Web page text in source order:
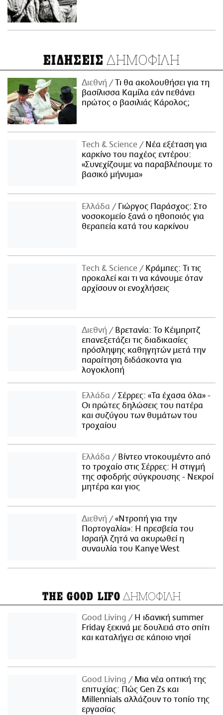
ΕΙΔΗΣΕΙΣ ΔΗΜΟΦΙΛΗ
Διεθνή
Τι θα ακολουθήσει για τη
βασίλισσα Καμίλα εάν πεθάνει
πρώτος ο βασιλιάς Κάρολος;
Τech & Science
Νέα εξέταση για
καρκίνο του παχέος εντέρου:
«Συνεχίζουμε να παραβλέπουμε το
βασικό μήνυμα»
Ελλάδα
Γιώργος Παράσχος: Στο
νοσοκομείο ξανά ο ηθοποιός για
θεραπεία κατά του καρκίνου
Τech & Science
Κράμπες: Τι τις
προκαλεί και τι να κάνουμε όταν
αρχίσουν οι ενοχλήσεις
Διεθνή
Βρετανία: Το Κέιμπριτζ
επανεξετάζει τις διαδικασίες
πρόσληψης καθηγητών μετά την
παραίτηση διδάσκοντα για
λογοκλοπή
Ελλάδα
Σέρρες: «Τα έχασα όλα» -
Οι πρώτες δηλώσεις του πατέρα
και συζύγου των θυμάτων του
τροχαίου
Ελλάδα
Βίντεο ντοκουμέντο από
το τροχαίο στις Σέρρες: Η στιγμή
της σφοδρής σύγκρουσης - Νεκροί
μητέρα και γιος
Διεθνή
«Ντροπή για την
Πορτογαλία»: Η πρεσβεία του
Ισραήλ ζητά να ακυρωθεί η
συναυλία του Kanye West
THE GOOD LIFO ΔΗΜΟΦΙΛΗ
Good Living
Η ιδανική summer
Friday ξεκινά με δουλειά στο σπίτι
και καταλήγει σε κάποιο νησί
Good Living
Μια νέα οπτική της
επιτυχίας: Πώς Gen Zs και
Millennials αλλάζουν το τοπίο της
εργασίας